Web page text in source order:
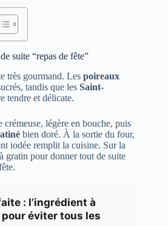
suite “repas de fête”
très gourmand. Les poireaux
tandis que les Saint-
tendre et délicate.
crémeuse, légère en bouche, puis
bien doré. À la sortie du four,
iodée remplit la cuisine. Sur la
gratin pour donner tout de suite
: l’ingrédient à
éviter tous les